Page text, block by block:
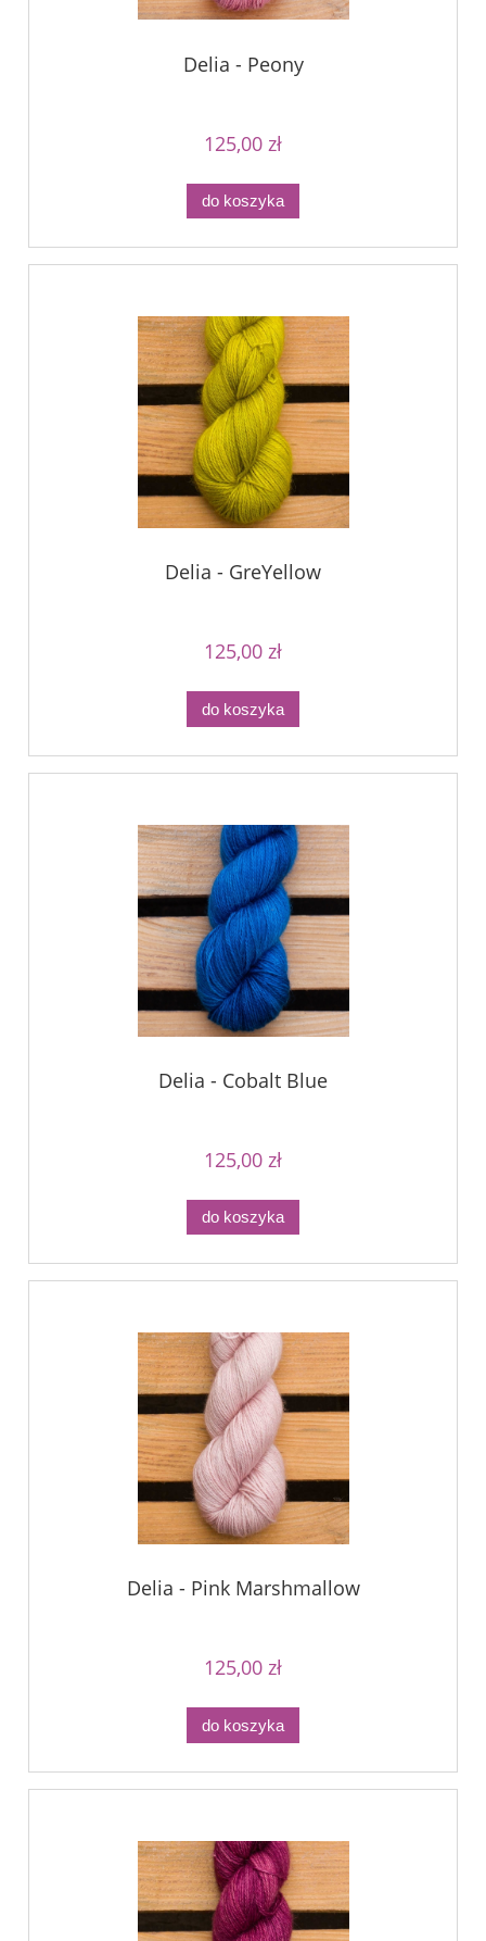
Delia - Peony
125,00 zł
do koszyka
Delia - GreYellow
125,00 zł
do koszyka
Delia - Cobalt Blue
125,00 zł
do koszyka
Delia - Pink Marshmallow
125,00 zł
do koszyka